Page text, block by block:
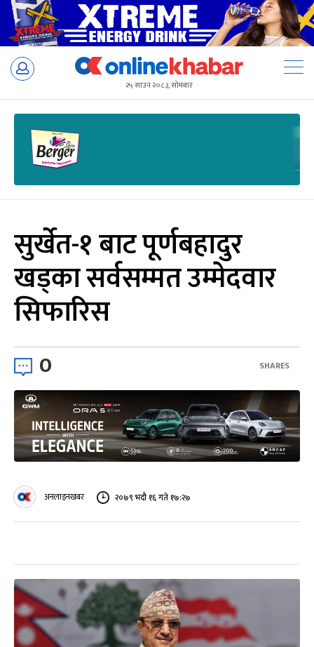
Skip
२५ साउन २०८३, सोमबार
सुर्खेत-१ बाट पूर्णबहादुर
खड्का सर्वसम्मत उम्मेदवार
सिफारिस
0 SHARES
अनलाइनखबर २०७९ भदौ १६ गते १७:२७